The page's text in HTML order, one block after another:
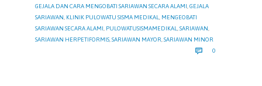
GEJALA DAN CARA MENGOBATI SARIAWAN SECARA ALAMI GEJALA
SARIAWAN KLINIK PULOWATU SISMA MEDIKAL
MENGEOBATI
SARIAWAN SECARA ALAMI PULOWATUSISMAMEDIKAL SARIAWAN
SARIAWAN HERPETIFORMIS SARIAWAN MAYOR SARIAWAN MINOR
 0